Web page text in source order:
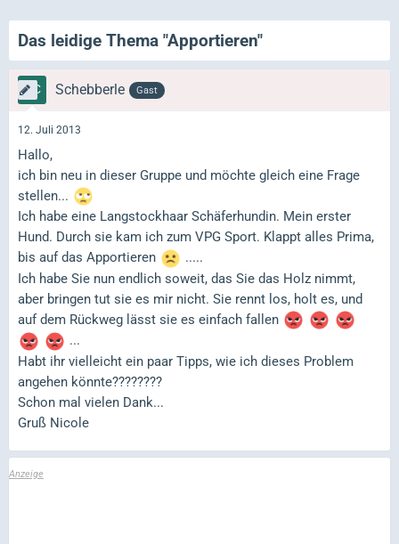
Das leidige Thema "Apportieren"
Schebberle Gast
12. Juli 2013
Hallo,
ich bin neu in dieser Gruppe und möchte gleich eine Frage
stellen...
Ich habe eine Langstockhaar Schäferhundin. Mein erster
Hund. Durch sie kam ich zum VPG Sport. Klappt alles Prima,
bis auf das Apportieren
.....
Ich habe Sie nun endlich soweit, das Sie das Holz nimmt,
aber bringen tut sie es mir nicht. Sie rennt los, holt es, und
auf dem Rückweg lässt sie es einfach fallen
...
Habt ihr vielleicht ein paar Tipps, wie ich dieses Problem
angehen könnte????????
Schon mal vielen Dank...
Gruß Nicole